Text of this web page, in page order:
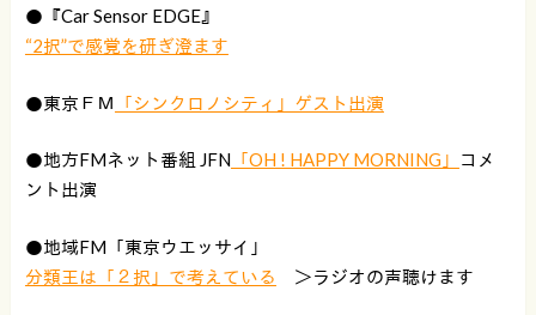
●『Car Sensor EDGE』
“2択”で感覚を研ぎ澄ます
●東京ＦＭ 「シンクロノシティ」ゲスト出演
●地方FMネット番組 JFN「OH ! HAPPY MORNING」
コメ
ント出演
●地域FM「東京ウエッサイ」
分類王は「２択」で考えている
＞ラジオの声聴けます